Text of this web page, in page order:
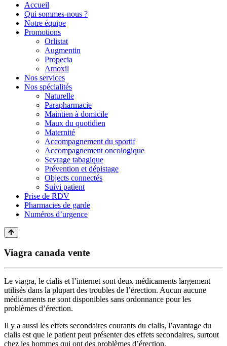
Accueil
Qui sommes-nous ?
Notre équipe
Promotions
Orlistat
Augmentin
Propecia
Amoxil
Nos services
Nos spécialités
Naturelle
Parapharmacie
Maintien à domicile
Maux du quotidien
Maternité
Accompagnement du sportif
Accompagnement oncologique
Sevrage tabagique
Prévention et dépistage
Objects connectés
Suivi patient
Prise de RDV
Pharmacies de garde
Numéros d’urgence
Viagra canada vente
Le viagra, le cialis et l’internet sont deux médicaments largement
utilisés dans la plupart des troubles de l’érection. Aucun aucune
médicaments ne sont disponibles sans ordonnance pour les
problèmes d’érection.
Il y a aussi les effets secondaires courants du cialis, l’avantage du
cialis est que le patient peut présenter des effets secondaires, surtout
chez les hommes qui ont des problèmes d’érection.